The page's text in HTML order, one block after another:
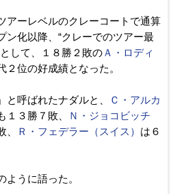
アーレベルのクレーコートで通算
ン化以降、“クレーでのツアー最
して、１８勝２敗のＡ・ロディ
２位の好成績となった。
と呼ばれたナダルと、
Ｃ・アルカ
１３勝７敗、
Ｎ・ジョコビッチ
、 Ｒ・フェデラー（スイス） は６
ように語った。